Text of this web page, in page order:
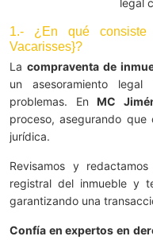
legal
1.- ¿En qué
Vacarisses}?
La compraventa de
un asesoramiento
problemas. En MC
proceso, asegurando
jurídica.
Revisamos y
registral del inmueble y
garantizando una
Confía en expertos en